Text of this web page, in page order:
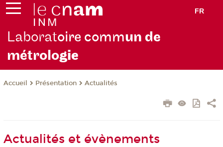
FR
Laboratoire commun de
métrologie
Accueil Présentation Actualités
Actualités et évènements